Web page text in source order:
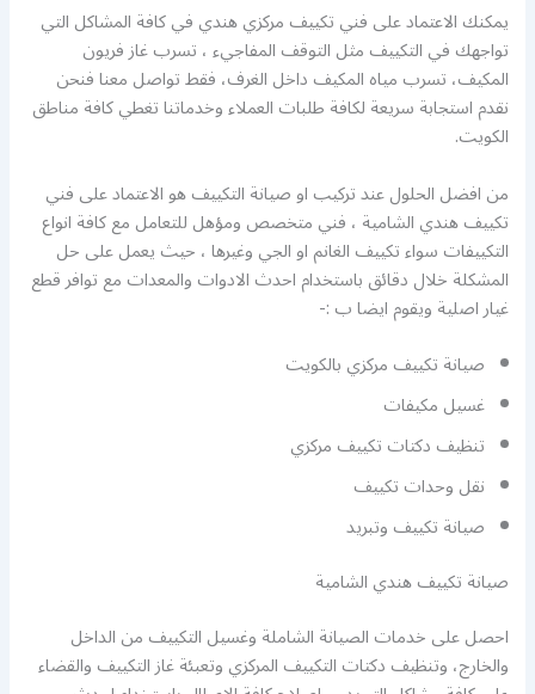
يمكنك الاعتماد على فني تكييف مركزي هندي في كافة المشاكل التي
تواجهك في التكييف مثل التوقف المفاجيء ، تسرب غاز فريون
المكيف، تسرب مياه المكيف داخل الغرف، فقط تواصل معنا فنحن
نقدم استجابة سريعة لكافة طلبات العملاء وخدماتنا تغطي كافة مناطق
الكويت.
من افضل الحلول عند تركيب او صيانة التكييف هو الاعتماد على فني
تكييف هندي الشامية ، فني متخصص ومؤهل للتعامل مع كافة انواع
التكييفات سواء تكييف الغانم او الجي وغيرها ، حيث يعمل على حل
المشكلة خلال دقائق باستخدام احدث الادوات والمعدات مع توافر قطع
غيار اصلية ويقوم ايضا ب :-
صيانة تكييف مركزي بالكويت
غسيل مكيفات
تنظيف دكتات تكييف مركزي
نقل وحدات تكييف
صيانة تكييف وتبريد
صيانة تكييف هندي الشامية
احصل على خدمات الصيانة الشاملة وغسيل التكييف من الداخل
والخارج، وتنظيف دكتات التكييف المركزي وتعبئة غاز التكييف والقضاء